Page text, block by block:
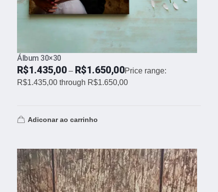
Álbum 30×30
R$1.435,00 – R$1.650,00Price range:
R$1.435,00 through R$1.650,00
Adiconar ao carrinho